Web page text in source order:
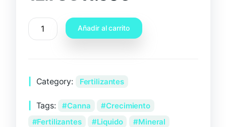
Añadir al carrito
Category: Fertilizantes
Tags: Canna
Crecimiento
Fertilizantes
Liquido
Mineral